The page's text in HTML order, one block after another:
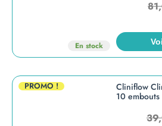
En stock
PROMO !
Cliniflow
10 embouts